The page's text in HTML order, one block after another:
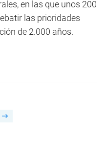
en las que unos 200
las prioridades
de 2.000 años.